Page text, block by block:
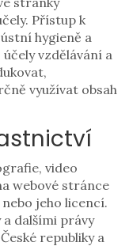
Přístup k
hygieně a
vzdělávání a
využívat obsah
video
webové stránce
jeho licencí.
dalšími právy
republiky a